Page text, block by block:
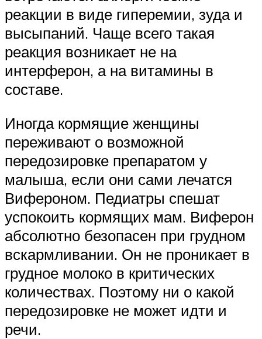
реакции в виде гиперемии, зуда и
высыпаний. Чаще всего такая
реакция возникает не на
интерферон, а на витамины в
составе.
Иногда кормящие женщины
переживают о возможной
передозировке препаратом у
малыша, если они сами лечатся
Вифероном. Педиатры спешат
успокоить кормящих мам. Виферон
абсолютно безопасен при грудном
вскармливании. Он не проникает в
грудное молоко в критических
количествах. Поэтому ни о какой
передозировке не может идти и
речи.